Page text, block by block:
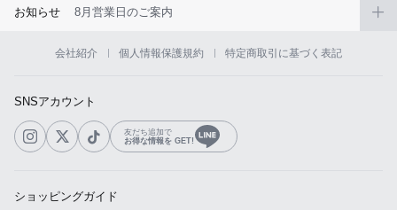
総合掲示板
ショッピングガイド
お知らせ 8月営業日のご案内
会社紹介 個人情報保護規約 特定商取引に基づく表記
SNSアカウント
友だち追加で
お得な情報を GET!
ショッピングガイド